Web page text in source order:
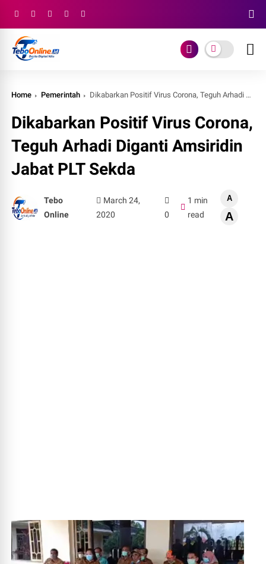
Home Pemerintah Dikabarkan Positif Virus Corona, Teguh Arhadi Diganti Amsiridin Jabat PLT Sekda
Dikabarkan Positif Virus Corona,
Teguh Arhadi Diganti Amsiridin
Jabat PLT Sekda
Tebo
Online
March 24,
2020
0
1 min
read
A
A